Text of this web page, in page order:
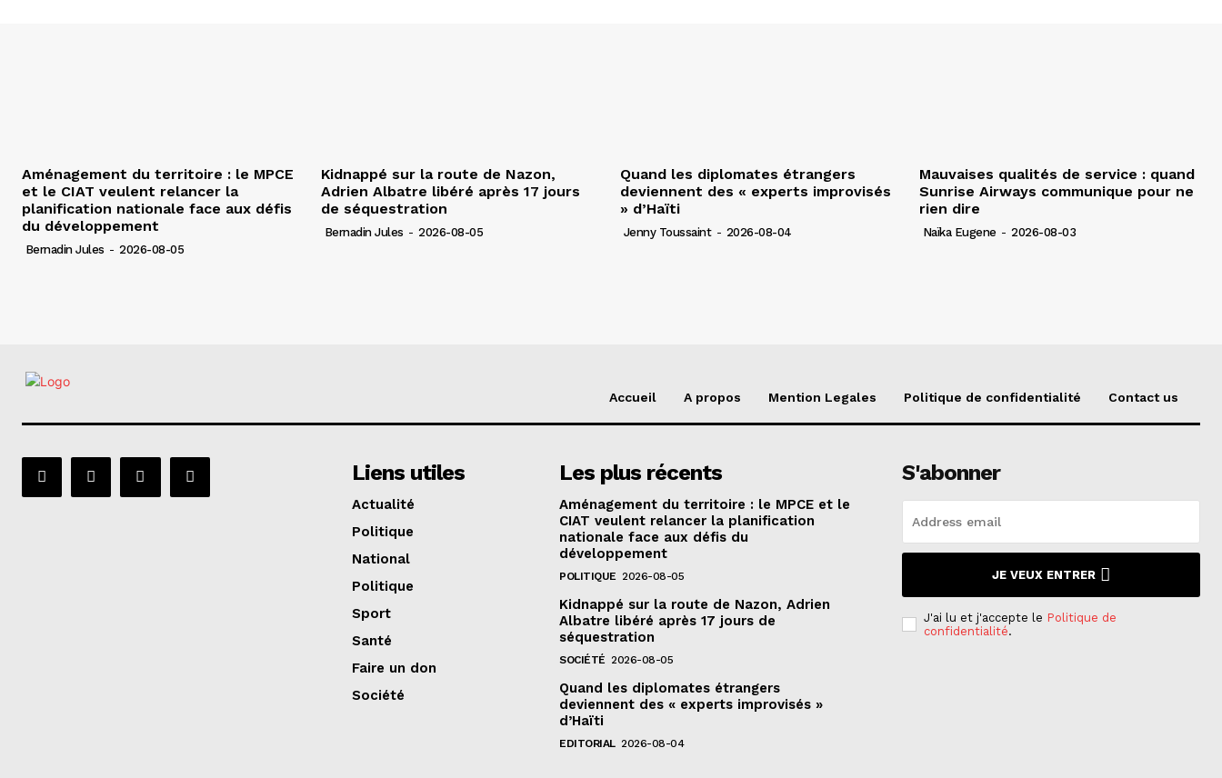
Aménagement du territoire : le MPCE
et le CIAT veulent relancer la
planification nationale face aux défis
du développement
Bernadin Jules - 2026-08-05
Kidnappé sur la route de Nazon,
Adrien Albatre libéré après 17 jours
de séquestration
Bernadin Jules - 2026-08-05
Quand les diplomates étrangers
deviennent des « experts improvisés
» d’Haïti
Jenny Toussaint - 2026-08-04
Mauvaises qualités de service : quand
Sunrise Airways communique pour ne
rien dire
Naïka Eugene - 2026-08-03
Accueil A propos Mention Legales Politique de confidentialité Contact us
Liens utiles
Actualité
Politique
National
Politique
Sport
Santé
Faire un don
Société
Les plus récents
Aménagement du territoire : le MPCE et le
CIAT veulent relancer la planification
nationale face aux défis du
développement
POLITIQUE 2026-08-05
Kidnappé sur la route de Nazon, Adrien
Albatre libéré après 17 jours de
séquestration
SOCIÉTÉ 2026-08-05
Quand les diplomates étrangers
deviennent des « experts improvisés »
d’Haïti
EDITORIAL 2026-08-04
S'abonner
JE VEUX ENTRER
J'ai lu et j'accepte le Politique de
confidentialité.